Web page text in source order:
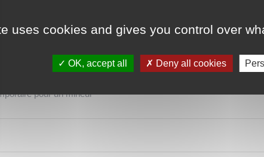
pour un majeur
pour un mineur
uses cookies and gives you control over
OK, accept all Deny all cookies